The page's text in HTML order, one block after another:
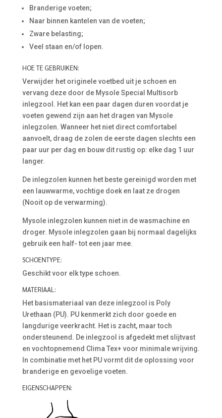
Branderige voeten;
Naar binnen kantelen van de voeten;
Zware belasting;
Veel staan en/of lopen.
HOE TE GEBRUIKEN:
Verwijder het originele voetbed uit je schoen en
vervang deze door de Mysole Special Multisorb
inlegzool. Het kan een paar dagen duren voordat je
voeten gewend zijn aan het dragen van Mysole
inlegzolen. Wanneer het niet direct comfortabel
aanvoelt, draag de zolen de eerste dagen slechts een
paar uur per dag en bouw dit rustig op: elke dag 1 uur
langer.
De inlegzolen kunnen het beste gereinigd worden met
een lauwwarme, vochtige doek en laat ze drogen
(Nooit op de verwarming).
Mysole inlegzolen kunnen niet in de wasmachine en
droger. Mysole inlegzolen gaan bij normaal dagelijks
gebruik een half- tot een jaar mee.
SCHOENTYPE:
Geschikt voor elk type schoen.
MATERIAAL:
Het basismateriaal van deze inlegzool is Poly
Urethaan (PU). PU kenmerkt zich door goede en
langdurige veerkracht. Het is zacht, maar toch
ondersteunend. De inlegzool is afgedekt met slijtvast
en vochtopnemend Clima Tex+ voor minimale wrijving.
In combinatie met het PU vormt dit de oplossing voor
branderige en gevoelige voeten.
EIGENSCHAPPEN: